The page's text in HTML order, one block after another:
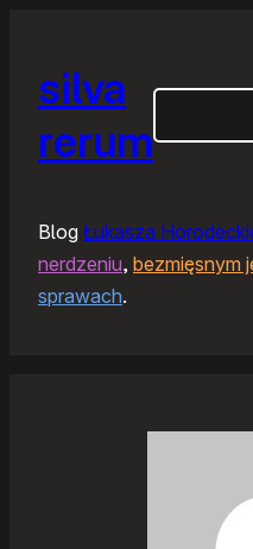
silva
rerum
Blog Łukasza
nerdzeniu, bezmięsnym
sprawach.